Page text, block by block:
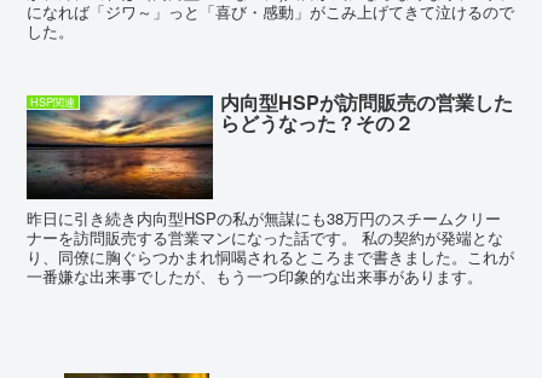
になれば「ジワ～」っと「喜び・感動」がこみ上げてきて泣けるので
した。
HSP関連 内向型HSPが訪問販売の営業した
らどうなった？その２
昨日に引き続き内向型HSPの私が無謀にも38万円のスチームクリー
ナーを訪問販売する営業マンになった話です。 私の契約が発端とな
り、同僚に胸ぐらつかまれ恫喝されるところまで書きました。これが
一番嫌な出来事でしたが、もう一つ印象的な出来事があります。